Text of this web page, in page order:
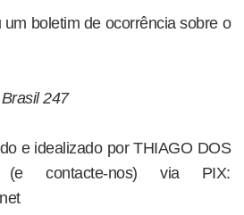
boletim de ocorrência sobre o
247
e idealizado por THIAGO DOS
(e contacte-nos) via PIX: